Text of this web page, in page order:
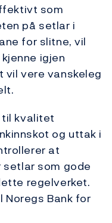
som
på setlar i
for slitne, vil
igjen
vil vere vanskeleg
til kvalitet
og uttak i
at
som gode
regelverket.
Bank for